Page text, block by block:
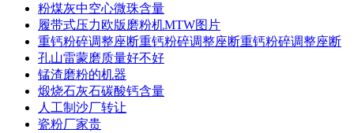
粉煤灰中空心微珠含量
履带式压力欧版磨粉机MTW图片
重钙粉碎调整座断重钙粉碎调整座断重钙粉碎调整座断
孔山雷蒙磨质量好不好
锰渣磨粉的机器
煅烧石灰石碳酸钙含量
人工制沙厂转让
瓷粉厂家贵